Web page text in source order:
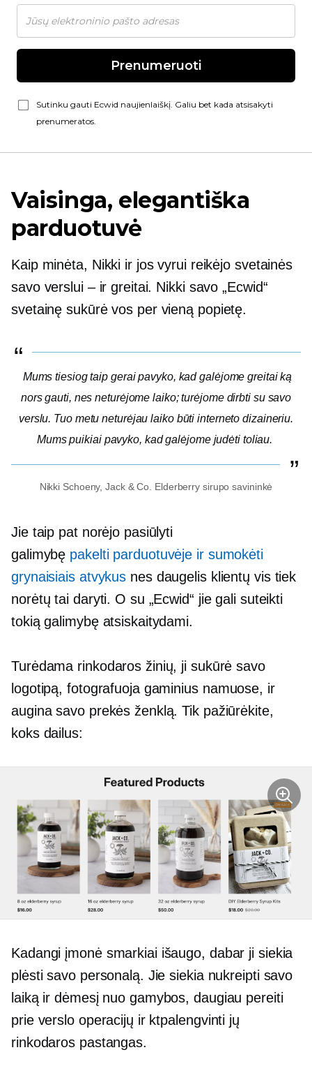
Prenumeruoti
Sutinku gauti Ecwid naujienlaiškį. Galiu bet kada atsisakyti
prenumeratos.
Vaisinga, elegantiška
parduotuvė
Kaip minėta, Nikki ir jos vyrui reikėjo svetainės
savo verslui – ir greitai. Nikki savo „Ecwid“
svetainę sukūrė vos per vieną popietę.
Mums tiesiog taip gerai pavyko, kad galėjome greitai ką
nors gauti, nes neturėjome laiko; turėjome dirbti su savo
verslu. Tuo metu neturėjau laiko būti interneto dizaineriu.
Mums puikiai pavyko, kad galėjome judėti toliau.
Nikki Schoeny, Jack & Co. Elderberry sirupo savininkė
Jie taip pat norėjo pasiūlyti
galimybę pakelti parduotuvėje ir sumokėti
grynaisiais atvykus nes daugelis klientų vis tiek
norėtų tai daryti. O su „Ecwid“ jie gali suteikti
tokią galimybę atsiskaitydami.
Turėdama rinkodaros žinių, ji sukūrė savo
logotipą, fotografuoja gaminius namuose, ir
augina savo prekės ženklą. Tik pažiūrėkite,
koks dailus:
Kadangi įmonė smarkiai išaugo, dabar ji siekia
plėsti savo personalą. Jie siekia nukreipti savo
laiką ir dėmesį nuo gamybos, daugiau pereiti
prie verslo operacijų ir ktpalengvinti jų
rinkodaros pastangas.